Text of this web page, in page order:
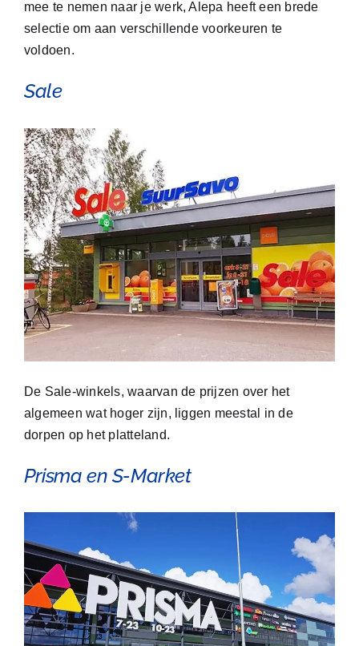
mee te nemen naar je werk, Alepa heeft een brede
selectie om aan verschillende voorkeuren te
voldoen.
Sale
De Sale-winkels, waarvan de prijzen over het
algemeen wat hoger zijn, liggen meestal in de
dorpen op het platteland.
Prisma en S-Market